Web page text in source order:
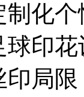
化
球印
局